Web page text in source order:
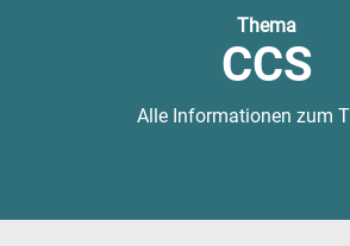
Thema
CCS
Alle Informationen zum